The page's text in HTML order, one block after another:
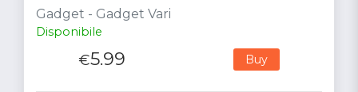
Gadget - Gadget Vari
Disponibile
€5.99 Buy